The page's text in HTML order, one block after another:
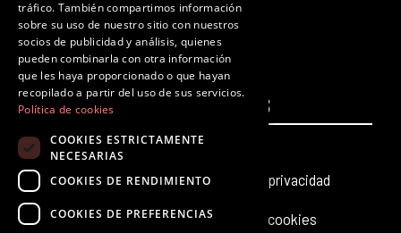
F
a
c
e
b
o
k
T
w
i
t
t
r
I
n
s
t
a
r
m
Y
o
u
t
u
e
L
i
n
k
e
i
T
k
o
PÁGINAS
Inicio
Producciones teatrales
Últimas noticias
LEGALES
Aviso legal
Política de privacidad
Política de cookies
tráfico. También compartimos información
sobre su uso de nuestro sitio con nuestros
socios de publicidad y análisis, quienes
pueden combinarla con otra información
que les haya proporcionado o que hayan
recopilado a partir del uso de sus servicios.
Política de cookies
COOKIES ESTRICTAMENTE
NECESARIAS
COOKIES DE RENDIMIENTO
COOKIES DE PREFERENCIAS